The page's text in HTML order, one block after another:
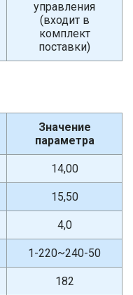
управления
(входит в
комплект
поставки)
Значение
параметра
14,00
15,50
4,0
1-220~240-50
182